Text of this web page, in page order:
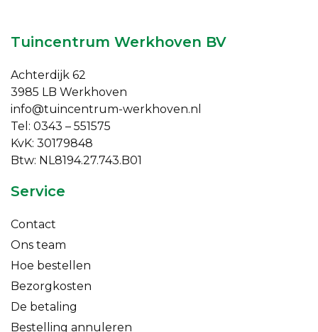
Tuincentrum Werkhoven BV
Achterdijk 62
3985 LB Werkhoven
info@tuincentrum-werkhoven.nl
Tel: 0343 – 551575
KvK: 30179848
Btw: NL8194.27.743.B01
Service
Contact
Ons team
Hoe bestellen
Bezorgkosten
De betaling
Bestelling annuleren